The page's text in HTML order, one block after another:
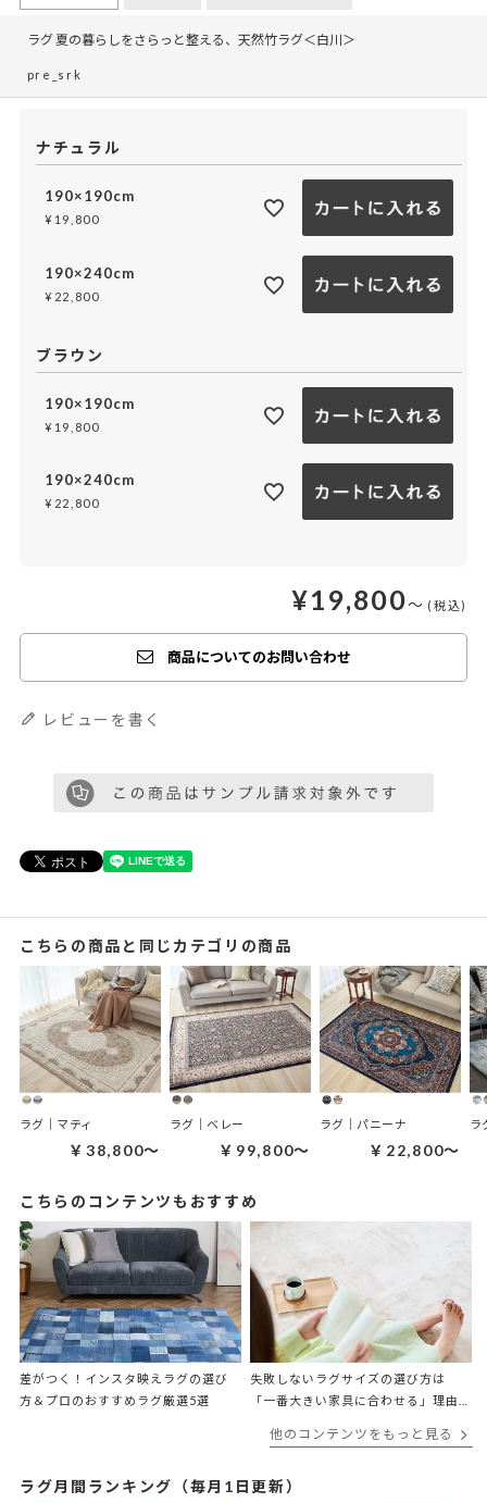
ラグ 夏の暮らしをさらっと整える、天然竹ラグ＜白川＞
pre_srk
ナチュラル
190×190cm
¥ 19,800
190×240cm
¥ 22,800
ブラウン
190×190cm
¥ 19,800
190×240cm
¥ 22,800
¥19,800〜
商品についてのお問い合わせ
レビューを書く
こちらの商品と同じカテゴリの商品
ラグ｜マティ
￥38,800～
ラグ｜ベレー
￥99,800～
ラグ｜パニーナ
￥22,800～
ラ
こちらのコンテンツもおすすめ
差がつく！インスタ映えラグの選び
方＆プロのおすすめラグ厳選5選
失敗しないラグサイズの選び方は
「一番大きい家具に合わせる」理由
他のコンテンツをもっと見る
ラグ月間ランキング（毎月1日更新）